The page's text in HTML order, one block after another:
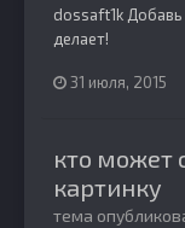
dossaft1k Добавь
делает!
31 июля, 2015
кто может
картинку
тема